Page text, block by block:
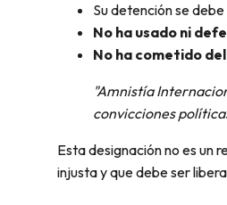
Su detención se
No ha usado ni
No ha cometido
"Amnistía
convicciones
Esta designación no es un
injusta y que debe ser